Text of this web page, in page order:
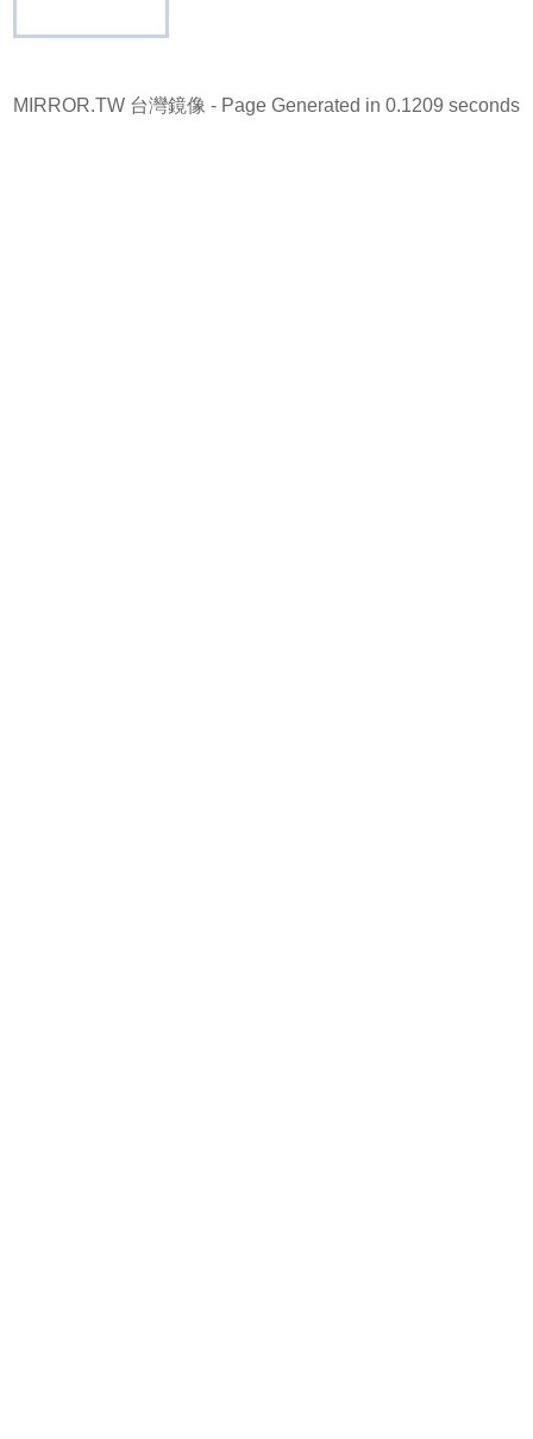
MIRROR.TW 台灣鏡像 - Page Generated in 0.1209 seconds